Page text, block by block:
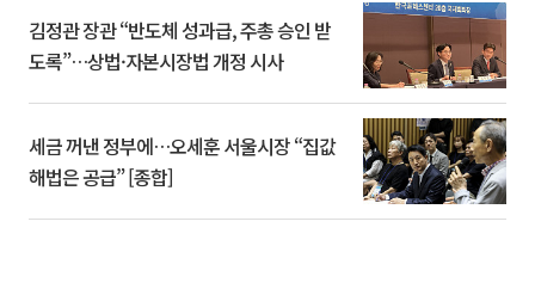
김정관 장관 “반도체 성과급, 주총 승인 받
도록”…상법·자본시장법 개정 시사
세금 꺼낸 정부에…오세훈 서울시장 “집값
해법은 공급” [종합]